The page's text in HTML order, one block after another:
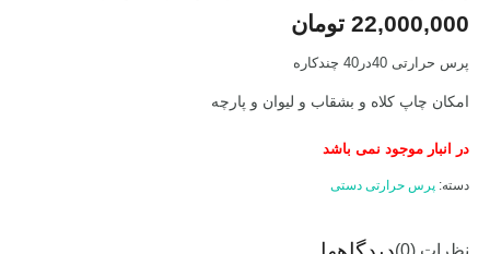
22,000,000 تومان
پرس حرارتی 40در40 چندکاره
امکان چاپ کلاه و بشقاب و لیوان و پارچه
در انبار موجود نمی باشد
دسته:پرس حرارتی دستی
نظرات (0)